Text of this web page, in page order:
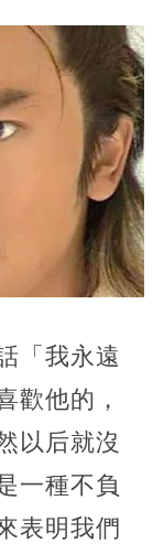
「我永遠
歡他的，
以后就沒
一種不負
表明我們